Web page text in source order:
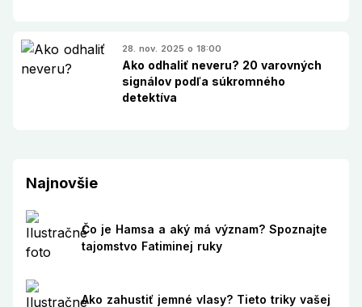
28. nov. 2025 o 18:00
Ako odhaliť neveru? 20 varovných
signálov podľa súkromného
detektíva
Najnovšie
Čo je Hamsa a aký má význam? Spoznajte
tajomstvo Fatiminej ruky
Ako zahustiť jemné vlasy? Tieto triky vašej